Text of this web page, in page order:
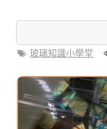
玻璃知識小學堂